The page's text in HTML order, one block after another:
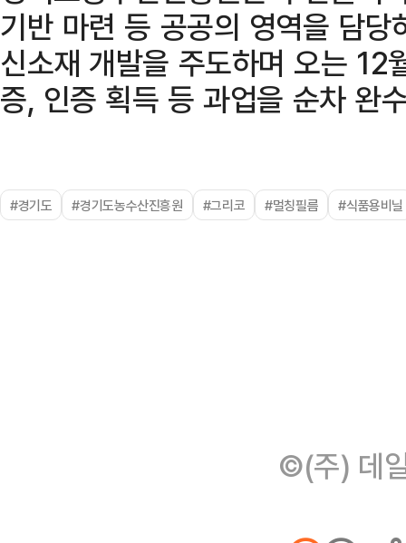
기반 마련 등 공공의 영역을 담
신소재 개발을 주도하며 오는 12
증, 인증 획득 등 과업을 순차 완
#경기도 #경기도농수산진흥원 #그리코 #멀칭필름 #식품용비닐
©(주) 데